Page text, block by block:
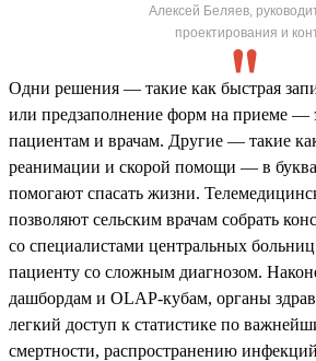
Алексей Беляев,
проектирования и
Одни решения — такие как быстрая
или предзаполнение форм на приеме —
пациентам и врачам. Другие — такие
реанимации и скорой помощи — в
помогают спасать жизни.
позволяют сельским врачам собрать
со специалистами центральных
пациенту со сложным диагнозом.
дашбордам и OLAP-кубам, органы
легкий доступ к статистике по
смертности, распространению